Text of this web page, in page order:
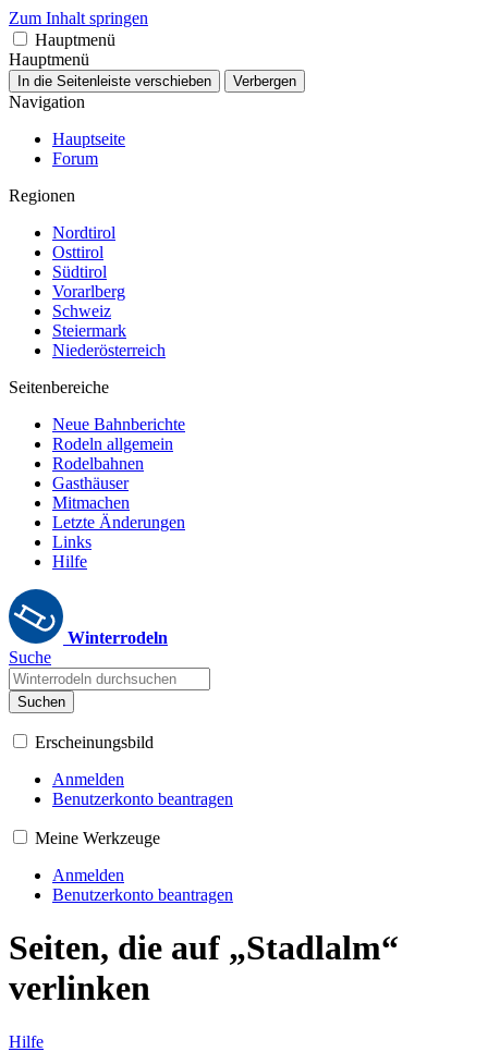
Zum Inhalt springen
Hauptmenü
Hauptmenü
In die Seitenleiste verschieben Verbergen
Navigation
Hauptseite
Forum
Regionen
Nordtirol
Osttirol
Südtirol
Vorarlberg
Schweiz
Steiermark
Niederösterreich
Seitenbereiche
Neue Bahnberichte
Rodeln allgemein
Rodelbahnen
Gasthäuser
Mitmachen
Letzte Änderungen
Links
Hilfe
Winterrodeln
Suche
Suchen
Erscheinungsbild
Anmelden
Benutzerkonto beantragen
Meine Werkzeuge
Anmelden
Benutzerkonto beantragen
Seiten, die auf „Stadlalm“
verlinken
Hilfe